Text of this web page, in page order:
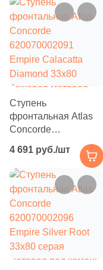
матовая под камень
Ступень
фронтальная Atlas
Concorde
Empire Calacatta
Diamond 33x80
бежевая матовая
под камень
4 691 руб./шт